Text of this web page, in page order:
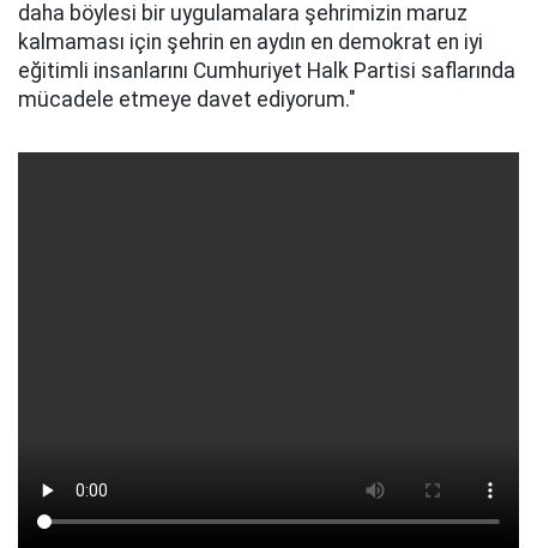
daha böylesi bir uygulamalara şehrimizin maruz
kalmaması için şehrin en aydın en demokrat en iyi
eğitimli insanlarını Cumhuriyet Halk Partisi saflarında
mücadele etmeye davet ediyorum."